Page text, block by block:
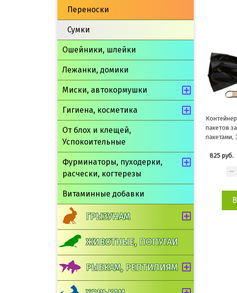
Переноски
Сумки
Ошейники, шлейки
Лежанки, домики
Миски, автокормушки
Гигиена, косметика
От блох и клещей,
Успокоительные
Фурминаторы, пуходерки,
расчески, когтерезы
Витаминные добавки
ГРЫЗУНАМ
ЖИВОТНЫЕ, ПОПУГАИ
РЫБКАМ, РЕПТИЛИЯМ
пакетов
пакетами,
825 руб.